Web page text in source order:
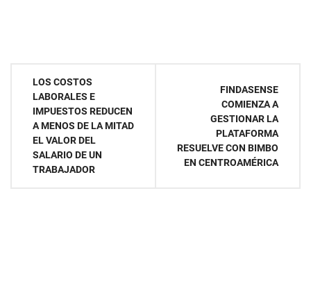
Navegación
entradas
LOS COSTOS
LABORALES E
IMPUESTOS REDUCEN
A MENOS DE LA MITAD
EL VALOR DEL
SALARIO DE UN
TRABAJADOR
FINDASENSE
COMIENZA A
GESTIONAR LA
PLATAFORMA
RESUELVE CON BIMBO
EN CENTROAMÉRICA